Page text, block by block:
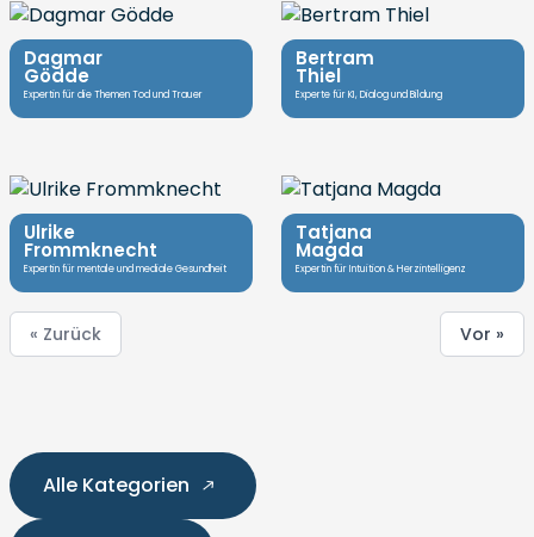
Dagmar
Gödde
Expertin für die Themen Tod und Trauer
Bertram
Thiel
Experte für KI, Dialog und Bildung
Ulrike
Frommknecht
Expertin für mentale und mediale Gesundheit
Tatjana
Magda
Expertin für Intuition & Herzintelligenz
« Zurück Vor »
Alle Kategorien